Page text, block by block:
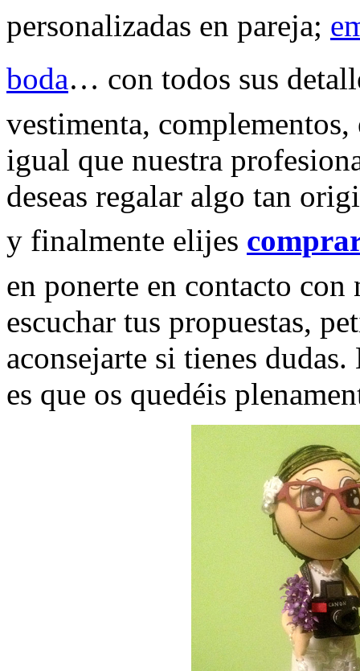
personalizadas en pareja;
boda… con todos sus
vestimenta,
igual que nuestra
deseas regalar algo tan
y finalmente elijes
en ponerte en contacto con
escuchar tus propuestas,
aconsejarte si tienes
es que os quedéis